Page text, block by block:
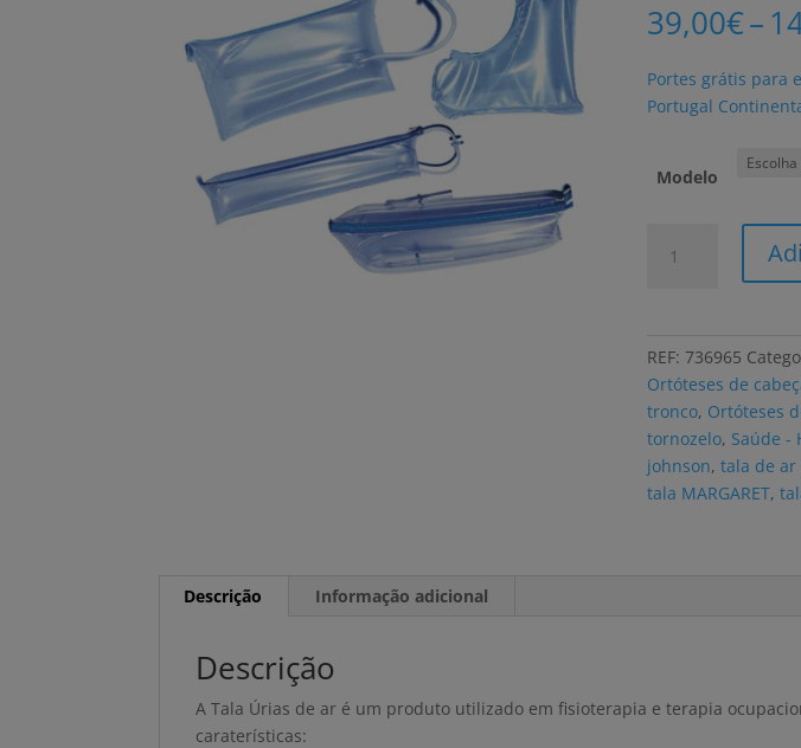
39,00€–
Portes grátis para
Portugal
Modelo
modelos
REF:736965
Ortóteses de
tronco, Ortóteses
tornozelo, Saúde -
johnson,tala de
tala MARGARET,
Descrição Informação adicional
Descrição
A Tala Úrias de ar é um produto utilizado em fisioterapia e terapia
caraterísticas: